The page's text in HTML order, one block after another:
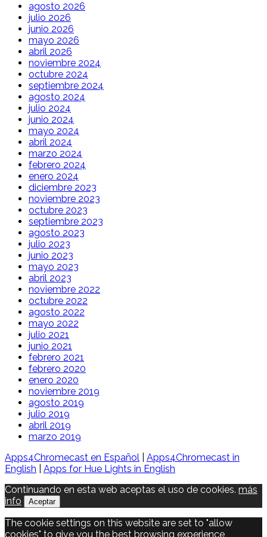
agosto 2026
julio 2026
junio 2026
mayo 2026
abril 2026
noviembre 2024
octubre 2024
septiembre 2024
agosto 2024
julio 2024
junio 2024
mayo 2024
abril 2024
marzo 2024
febrero 2024
enero 2024
diciembre 2023
noviembre 2023
octubre 2023
septiembre 2023
agosto 2023
julio 2023
junio 2023
mayo 2023
abril 2023
noviembre 2022
octubre 2022
agosto 2022
mayo 2022
julio 2021
junio 2021
febrero 2021
febrero 2020
enero 2020
noviembre 2019
agosto 2019
julio 2019
abril 2019
marzo 2019
Apps4Chromecast en Español
Apps4Chromecast in
English
Apps for Hue Lights in English
Continuando en esta web aceptas el uso de cookies. más
info
Aceptar
The cookie settings on this website are set to "allow
cookies" to give you the best browsing experience